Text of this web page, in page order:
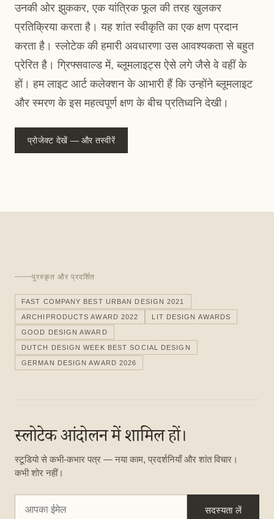
उनकी ओर झुककर, एक यांत्रिक फूल की तरह खुलकर
प्रतिक्रिया करता है। यह शांत स्वीकृति का एक क्षण प्रदान
करता है। स्लोटेक की हमारी अवधारणा उस आवश्यकता से बहुत
प्रेरित है। ग्रिफ्सवाल्ड में, ब्लूमलाइट्स ऐसे लगे जैसे वे वहीं के
हों। हम लाइट आर्ट कलेक्शन के आभारी हैं कि उन्होंने ब्लूमलाइट
और स्मरण के इस महत्वपूर्ण क्षण के बीच प्रतिध्वनि देखी।
प्रोजेक्ट देखें — और तस्वीरें
पुरस्कृत और प्रदर्शित
FAST COMPANY BEST URBAN DESIGN 2021
ARCHIPRODUCTS AWARD 2022 LIT DESIGN AWARDS
GOOD DESIGN AWARD
DUTCH DESIGN WEEK BEST SOCIAL DESIGN
GERMAN DESIGN AWARD 2026
स्लोटेक आंदोलन में शामिल हों।
स्टूडियो से कभी-कभार पत्र — नया काम, प्रदर्शनियाँ और शांत विचार।
कभी शोर नहीं।
सदस्यता लें